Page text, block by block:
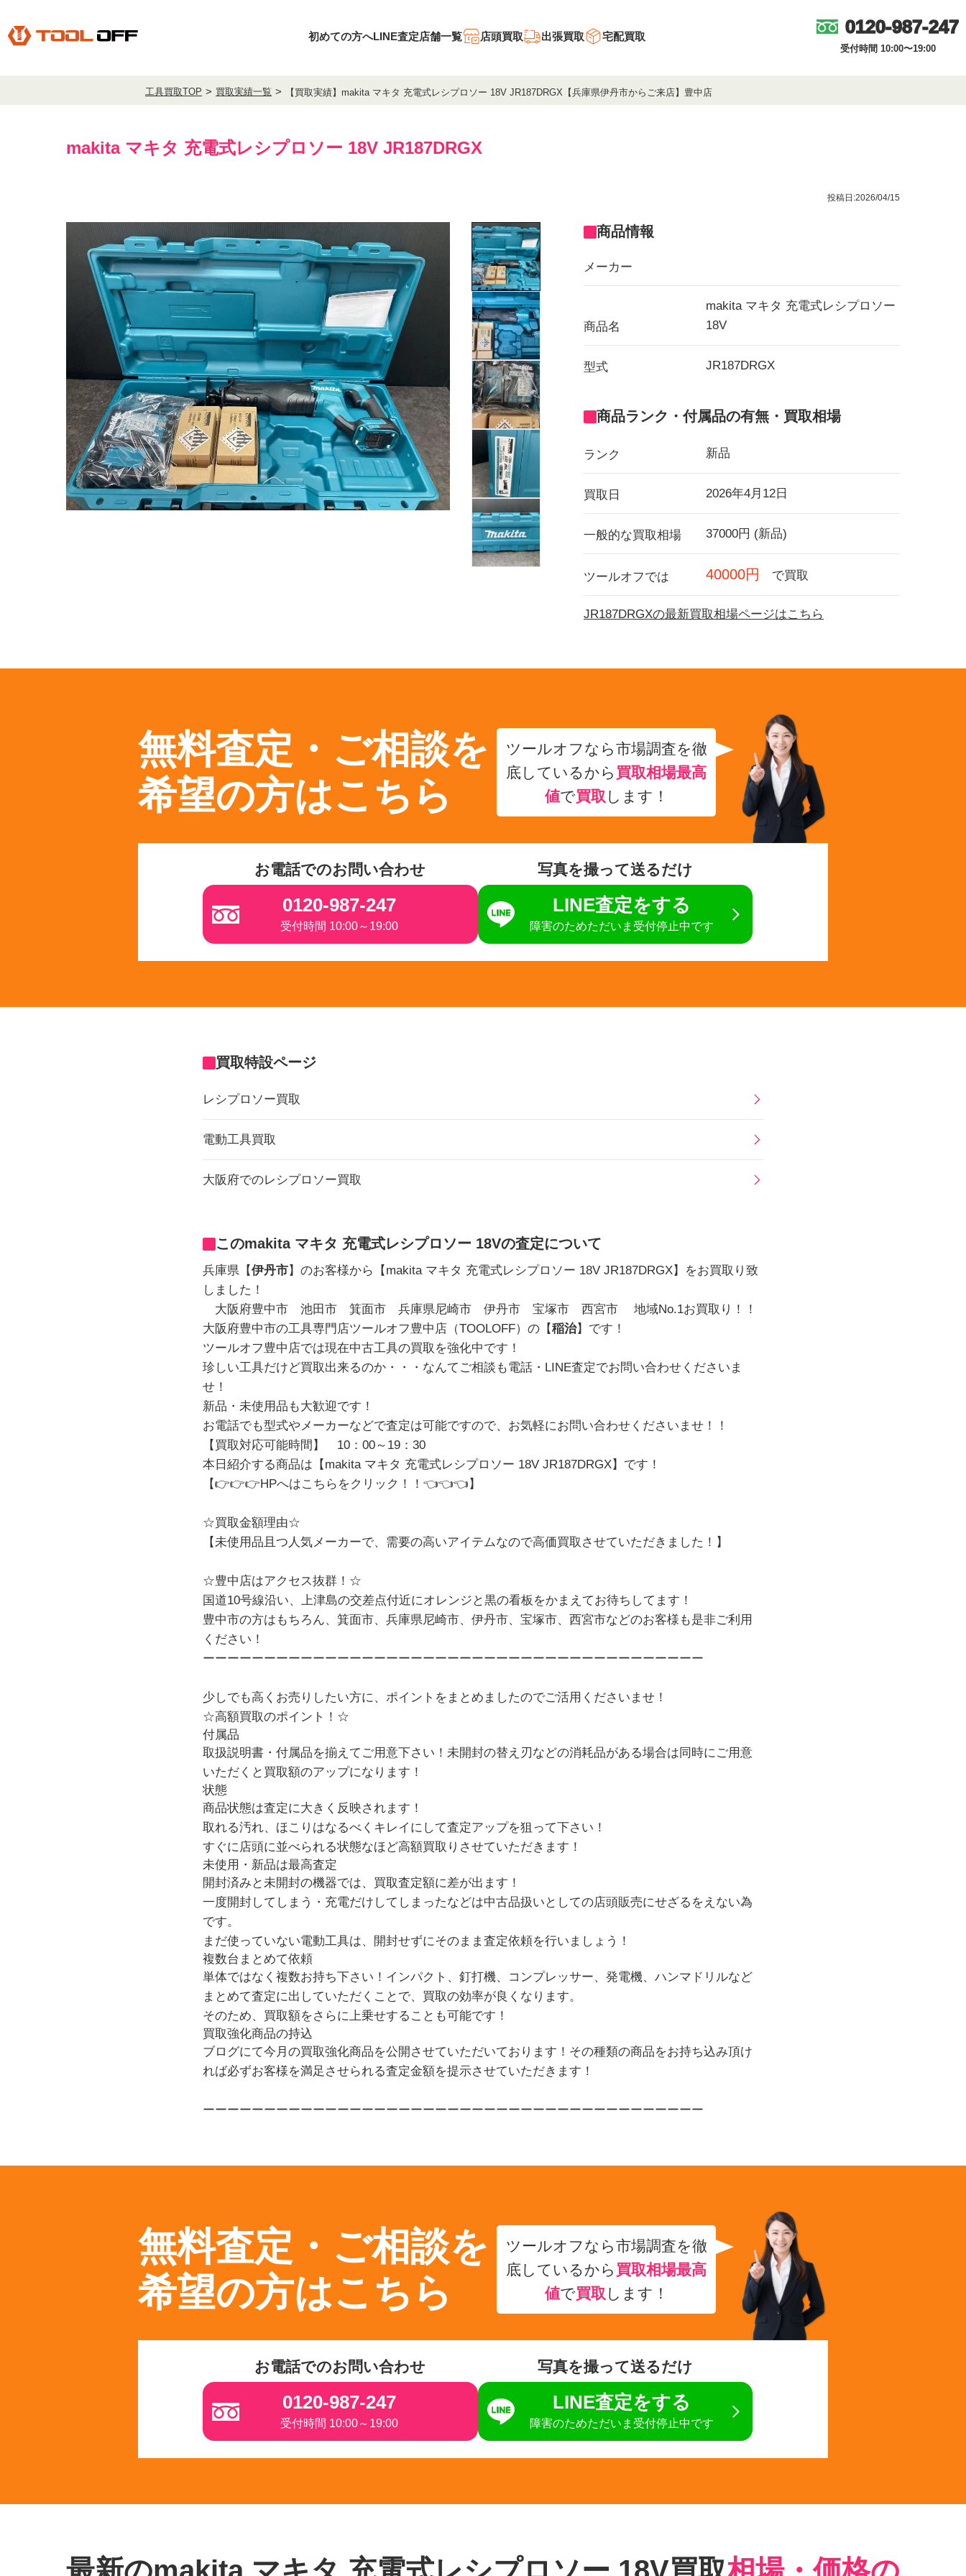
初めての方へLINE査定店舗一覧 店頭買取 出張買取 宅配買取 0120-987-247
受付時間 10:00〜19:00
工具買取TOP 買取実績一覧 【買取実績】makita マキタ 充電式レシプロソー 18V JR187DRGX【兵庫県伊丹市からご来店】豊中店
makita マキタ 充電式レシプロソー 18V JR187DRGX
投稿日:2026/04/15
商品情報
メーカー
商品名
makita マキタ 充電式レシプロソー
18V
型式 JR187DRGX
商品ランク・付属品の有無・買取相場
ランク 新品
買取日 2026年4月12日
一般的な買取相場 37000円 (新品)
ツールオフでは 40000円 で買取
JR187DRGXの最新買取相場ページはこちら
無料査定・ご相談を
希望の方はこちら
ツールオフなら市場調査を徹
底しているから 買取相場最高
値で買取 します！
お電話でのお問い合わせ
0120-987-247
受付時間 10:00～19:00
写真を撮って送るだけ
LINE査定をする
障害のためただいま受付停止中です
買取特設ページ
レシプロソー買取
電動工具買取
大阪府でのレシプロソー買取
このmakita マキタ 充電式レシプロソー 18Vの査定について
兵庫県【伊丹市】のお客様から【makita マキタ 充電式レシプロソー 18V JR187DRGX】をお買取り致
しました！
大阪府豊中市 池田市 箕面市 兵庫県尼崎市 伊丹市 宝塚市 西宮市 地域No.1お買取り！！
大阪府豊中市の工具専門店ツールオフ豊中店（TOOLOFF）の【稲治】です！
ツールオフ豊中店では現在中古工具の買取を強化中です！
珍しい工具だけど買取出来るのか・・・なんてご相談も電話・LINE査定でお問い合わせくださいま
せ！
新品・未使用品も大歓迎です！
お電話でも型式やメーカーなどで査定は可能ですので、お気軽にお問い合わせくださいませ！！
【買取対応可能時間】 10：00～19：30
本日紹介する商品は【makita マキタ 充電式レシプロソー 18V JR187DRGX】です！
【👉👉👉 HPへはこちらをクリック！！ 👈👈👈】
☆買取金額理由☆
【未使用品且つ人気メーカーで、需要の高いアイテムなので高価買取させていただきました！ 】
☆豊中店はアクセス抜群！☆
国道10号線沿い、上津島の交差点付近にオレンジと黒の看板をかまえてお待ちしてます！
豊中市の方はもちろん、箕面市、兵庫県尼崎市、伊丹市、宝塚市、西宮市などのお客様も是非ご利用
ください！
ーーーーーーーーーーーーーーーーーーーーーーーーーーーーーーーーーーーーーーーーー
少しでも高くお売りしたい方に、ポイントをまとめましたのでご活用くださいませ！
☆高額買取のポイント！☆
付属品
取扱説明書・付属品を揃えてご用意下さい！未開封の替え刃などの消耗品がある場合は同時にご用意
いただくと買取額のアップになります！
状態
商品状態は査定に大きく反映されます！
取れる汚れ、ほこりはなるべくキレイにして査定アップを狙って下さい！
すぐに店頭に並べられる状態なほど高額買取りさせていただきます！
未使用・新品は最高査定
開封済みと未開封の機器では、買取査定額に差が出ます！
一度開封してしまう・充電だけしてしまったなどは中古品扱いとしての店頭販売にせざるをえない為
です。
まだ使っていない電動工具は、開封せずにそのまま査定依頼を行いましょう！
複数台まとめて依頼
単体ではなく複数お持ち下さい！インパクト、釘打機、コンプレッサー、発電機、ハンマドリルなど
まとめて査定に出していただくことで、買取の効率が良くなります。
そのため、買取額をさらに上乗せすることも可能です！
買取強化商品の持込
ブログにて今月の買取強化商品を公開させていただいております！その種類の商品をお持ち込み頂け
れば必ずお客様を満足させられる査定金額を提示させていただきます！
ーーーーーーーーーーーーーーーーーーーーーーーーーーーーーーーーーーーーーーーーー
無料査定・ご相談を
希望の方はこちら
ツールオフなら市場調査を徹
底しているから 買取相場最高
値で買取 します！
お電話でのお問い合わせ
0120-987-247
受付時間 10:00～19:00
写真を撮って送るだけ
LINE査定をする
障害のためただいま受付停止中です